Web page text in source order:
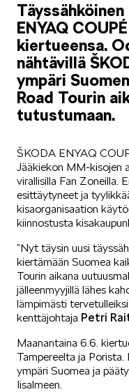
ENYAQ
kiertueensa.
nähtävillä
ympäri
Road Tourin
tutustumaan.
ŠKODA ENYAQ
Jääkiekon MM-kisojen
virallisilla Fan Zoneilla.
esittäytyneet ja
kisaorganisaation
kiinnostusta
”Nyt täysin uusi
kiertämään Suomea
Tourin aikana
jälleenmyyjillä lähes
lämpimästi
kenttäjohtaja Petri
Maanantaina 6.6.
Tampereelta ja Porista.
ympäri Suomea ja
Iisalmeen.